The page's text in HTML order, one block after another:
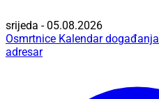
srijeda - 05.08.2026
Osmrtnice Kalendar događanja
adresar